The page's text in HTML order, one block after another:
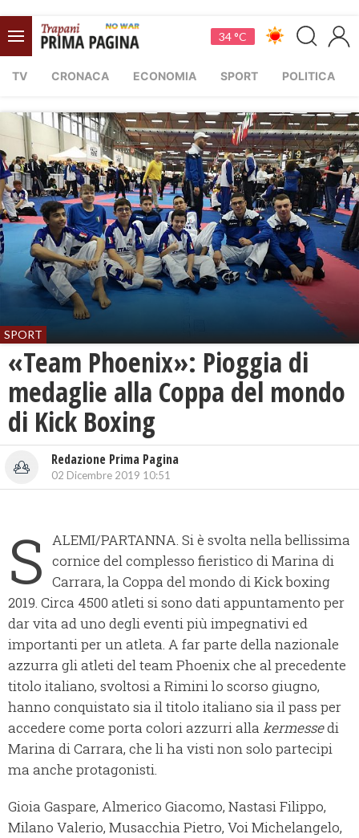
34 °C
TV CRONACA ECONOMIA SPORT POLITICA
SPORT
«Team Phoenix»: Pioggia di
medaglie alla Coppa del mondo
di Kick Boxing
Redazione Prima Pagina
02 Dicembre 2019 10:51
S ALEMI/PARTANNA. Si è svolta nella bellissima
cornice del complesso fieristico di Marina di
Carrara, la Coppa del mondo di Kick boxing
2019. Circa 4500 atleti si sono dati appuntamento per
dar vita ad uno degli eventi più impegnativi ed
importanti per un atleta. A far parte della nazionale
azzurra gli atleti del team Phoenix che al precedente
titolo italiano, svoltosi a Rimini lo scorso giugno,
hanno conquistato sia il titolo italiano sia il pass per
accedere come porta colori azzurri alla kermessedi
Marina di Carrara, che li ha visti non solo partecipi
ma anche protagonisti.
Gioia Gaspare, Almerico Giacomo, Nastasi Filippo,
Milano Valerio, Musacchia Pietro, Voi Michelangelo,